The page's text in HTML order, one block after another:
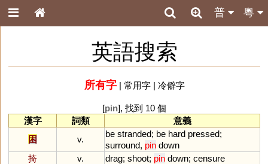
粵
普
英語搜索
所有字| 常用字| 冷僻字
[pin], 找到 10 個
漢字
詞類
意義
困
v.
be stranded; be hard pressed;
surround, pin down
掎
v. drag; shoot; pin down; censure